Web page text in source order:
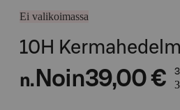
Ei valikoimassa
10H
n. Noin39,00 €